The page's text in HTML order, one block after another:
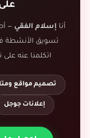
أنا إسلام الفقي —
تسويق الأنشطة
اتكلمنا عنه
تصميم مواقع
إعلانات جوجل